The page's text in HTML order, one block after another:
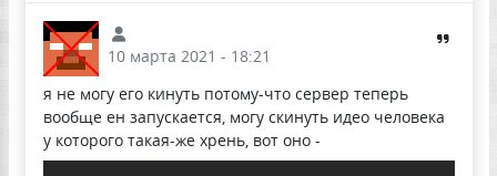
10 марта 2021 - 18:21
я не могу его кинуть потому-что сервер теперь
вообще ен запускается, могу скинуть идео человека
у которого такая-же хрень, вот оно -